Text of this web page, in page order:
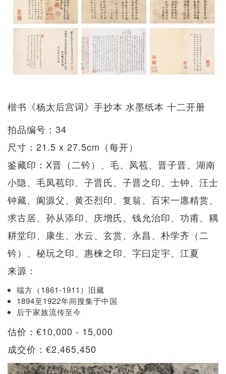
楷书《杨太后宫词》手抄本 水墨纸本 十二开册
拍品编号：34
尺寸：21.5 x 27.5cm（每开）
鉴藏印：X晋（二钤）、毛、凤苞、晋子晋、湖南
小隐、毛凤苞印、子晋氏、子晋之印、士钟、汪士
钟藏、阆源父、黄丕烈印、复翁、百宋一廛精赏、
求古居、孙从添印、庆增氏、钱允治印、功甫、耦
耕堂印、康生、水云、玄赏、永昌、朴学齐（二
钤）、秘玩之印、惠楝之印、字曰定宇、江夏
来源：
端方（1861-1911）旧藏
1894至1922年间搜集于中国
后于家族流传至今
估价：€10,000 - 15,000
成交价：€2,465,450